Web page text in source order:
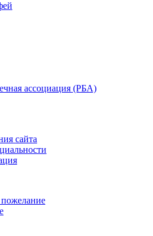
ассоциация (РБА)
сайта